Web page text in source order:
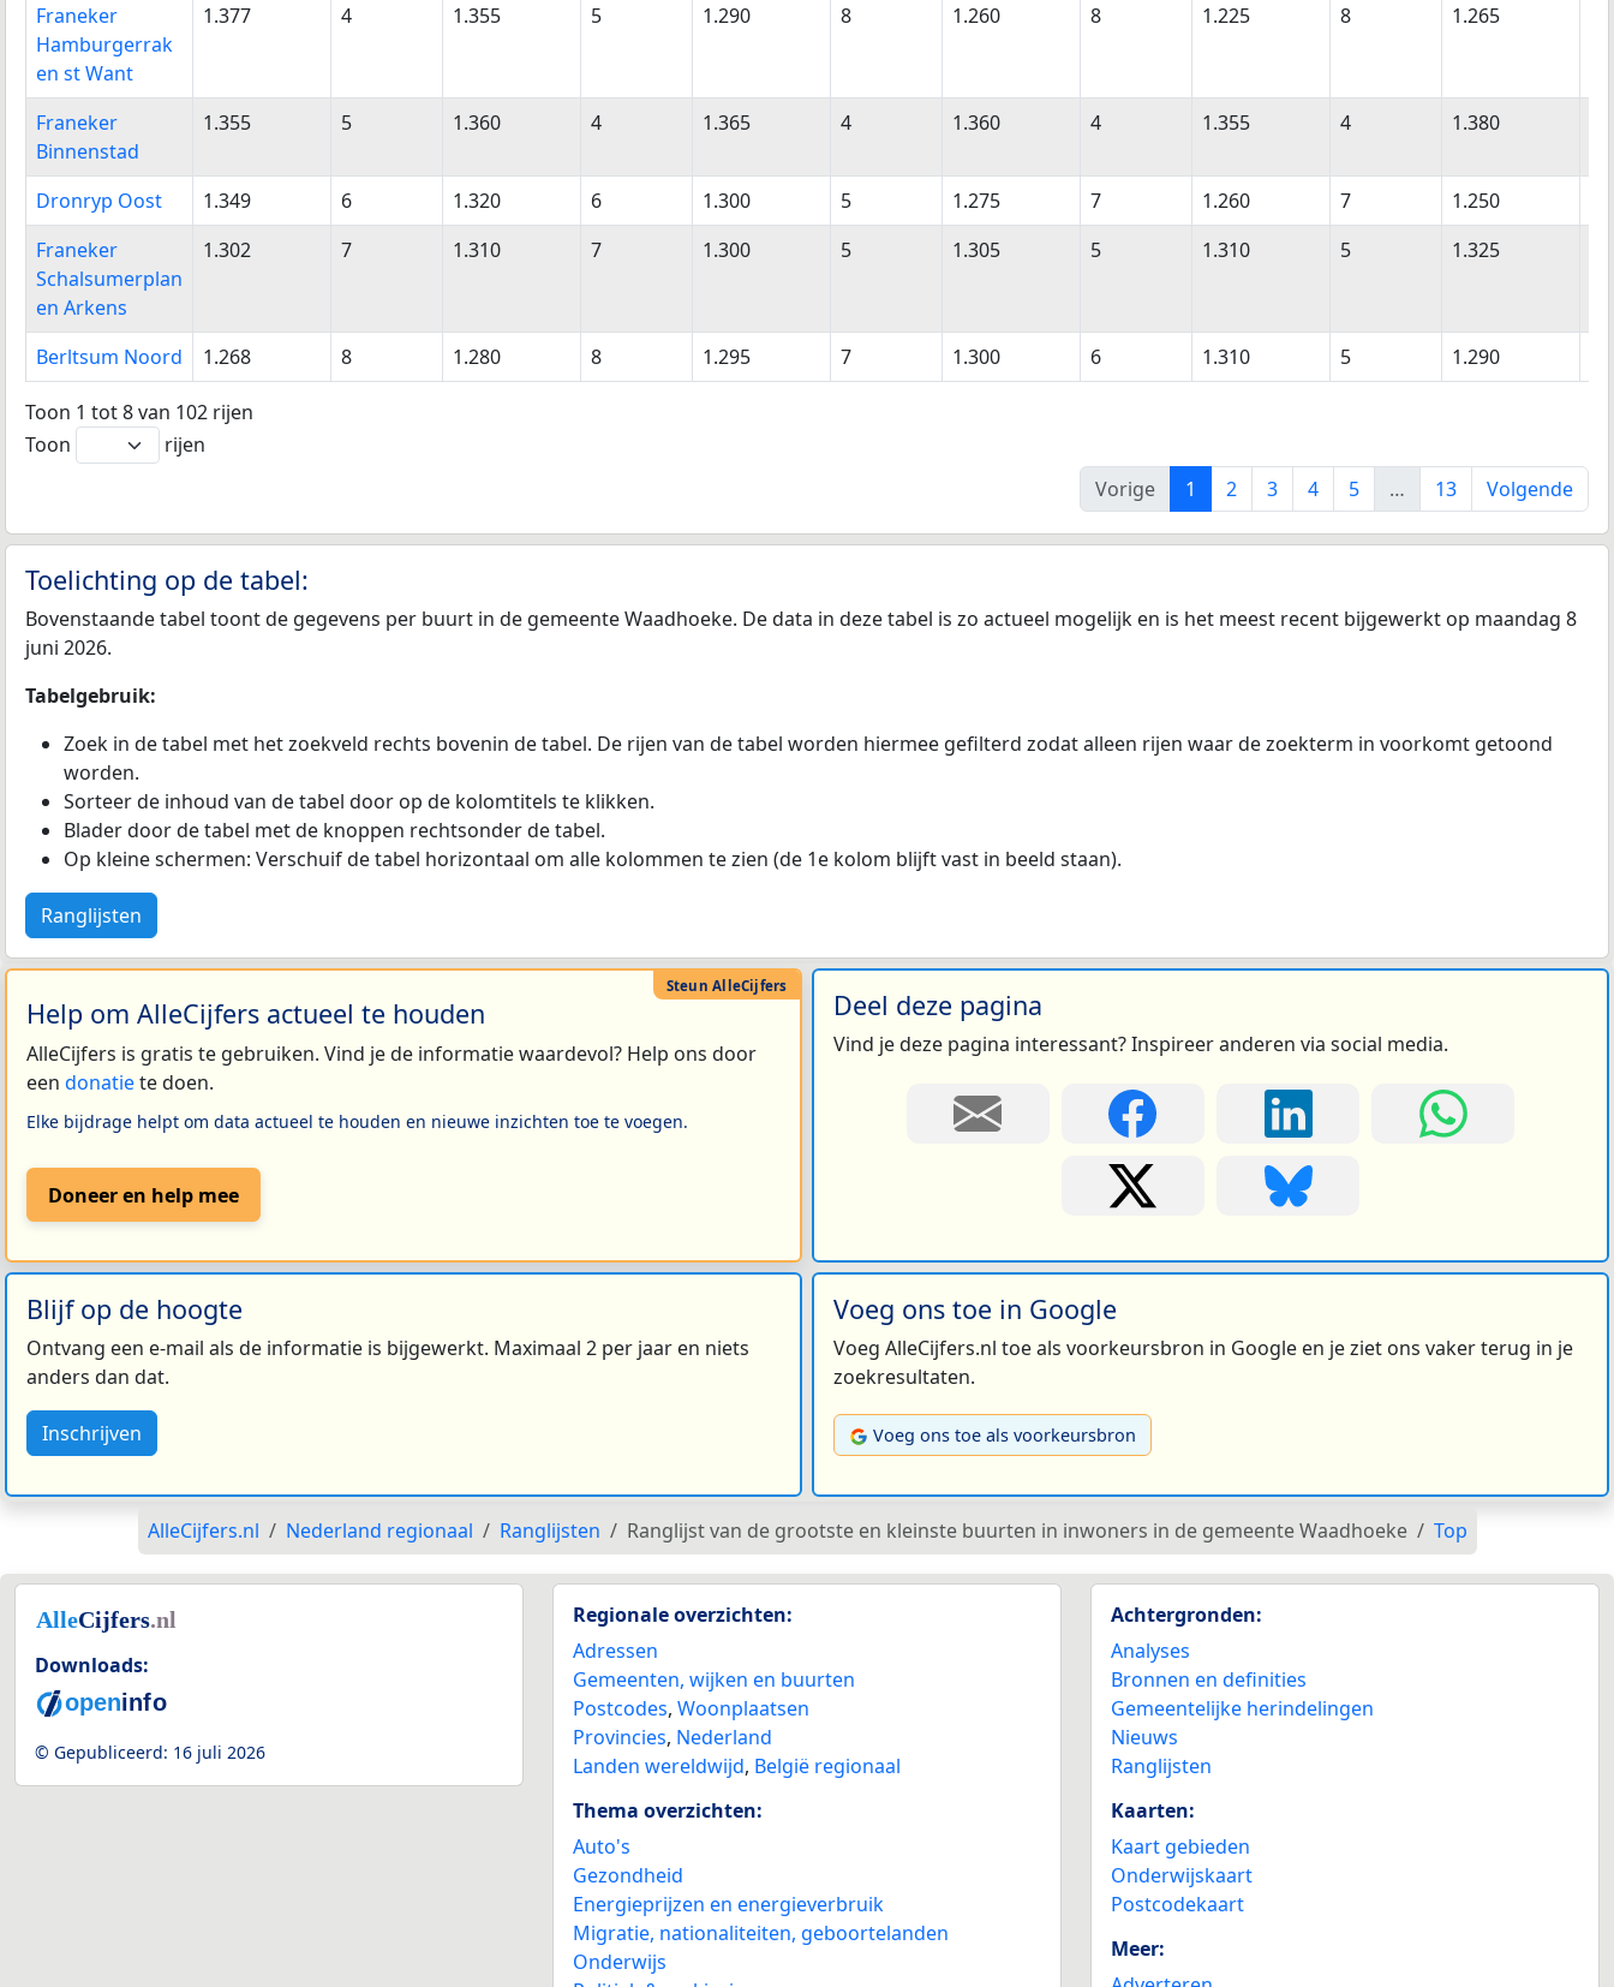
Franeker
Hamburgerrak
en st Want
1.377 4 1.355 5 1.290 8 1.260 8 1.225 8 1.265
Franeker
Binnenstad
1.355 5 1.360 4 1.365 4 1.360 4 1.355 4 1.380
Dronryp Oost 1.349 6 1.320 6 1.300 5 1.275 7 1.260 7 1.250
Franeker
Schalsumerplan
en Arkens
1.302 7 1.310 7 1.300 5 1.305 5 1.310 5 1.325
Berltsum Noord 1.268 8 1.280 8 1.295 7 1.300 6 1.310 5 1.290
Toon 1 tot 8 van 102 rijen
Toon
rijen
Vorige
1 2 3 4 5 … 13 Volgende
Toelichting op de tabel:
Bovenstaande tabel toont de gegevens per buurt in de gemeente Waadhoeke. De data in deze tabel is zo actueel mogelijk en is het meest recent bijgewerkt op maandag 8
juni 2026.
Tabelgebruik:
Zoek in de tabel met het zoekveld rechts bovenin de tabel. De rijen van de tabel worden hiermee gefilterd zodat alleen rijen waar de zoekterm in voorkomt getoond
worden.
Sorteer de inhoud van de tabel door op de kolomtitels te klikken.
Blader door de tabel met de knoppen rechtsonder de tabel.
Op kleine schermen: Verschuif de tabel horizontaal om alle kolommen te zien (de 1e kolom blijft vast in beeld staan).
Ranglijsten
Help om AlleCijfers actueel te houden
AlleCijfers is gratis te gebruiken. Vind je de informatie waardevol? Help ons door
een donatiete doen.
Elke bijdrage helpt om data actueel te houden en nieuwe inzichten toe te voegen.
Doneer en help mee
Deel deze pagina
Vind je deze pagina interessant? Inspireer anderen via social media.
Blijf op de hoogte
Ontvang een e-mail als de informatie is bijgewerkt. Maximaal 2 per jaar en niets
anders dan dat.
Inschrijven
Voeg ons toe in Google
Voeg AlleCijfers.nl toe als voorkeursbron in Google en je ziet ons vaker terug in je
zoekresultaten.
Voeg ons toe als voorkeursbron
AlleCijfers.nl Nederland regionaal Ranglijsten Ranglijst van de grootste en kleinste buurten in inwoners in de gemeente Waadhoeke Top
Downloads:
© Gepubliceerd: 16 juli 2026
Regionale overzichten:
Adressen
Gemeenten, wijken en buurten
Postcodes, Woonplaatsen
Provincies, Nederland
Landen wereldwijd, België regionaal
Thema overzichten:
Auto's
Gezondheid
Energieprijzen en energieverbruik
Migratie, nationaliteiten, geboortelanden
Onderwijs
Achtergronden:
Analyses
Bronnen en definities
Gemeentelijke herindelingen
Nieuws
Ranglijsten
Kaarten:
Kaart gebieden
Onderwijskaart
Postcodekaart
Meer: